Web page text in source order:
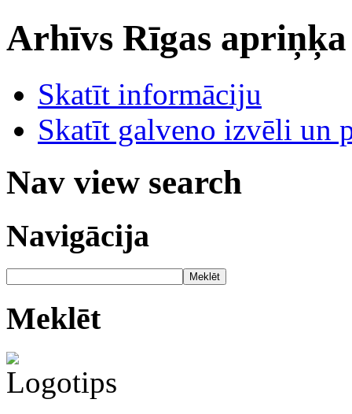
Arhīvs Rīgas
Skatīt informāciju
Skatīt galveno izvēli un
Nav view search
Navigācija
Meklēt
Meklēt